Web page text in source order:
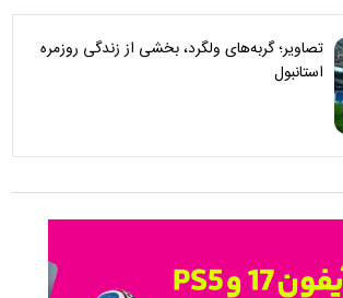
تصاویر؛ گربه‌های ولگرد، بخشی از زندگی روزمره
استانبول